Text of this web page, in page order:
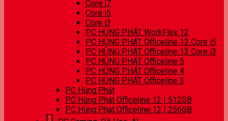
Core i7
Core i5
Core i3
PC HÙNG PHÁT WorkFlex 12
PC HÙNG PHÁT Officeline 12 Core i5
PC HÙNG PHÁT Officeline 12 Core i3
PC HÙNG PHÁT Officeline 5
PC HÙNG PHÁT Officeline 4
PC HÙNG PHÁT Officeline 3
PC Hùng Phát
PC Hùng Phát Officeline 12 | 512GB
PC Hùng Phát Officeline 12 | 256GB